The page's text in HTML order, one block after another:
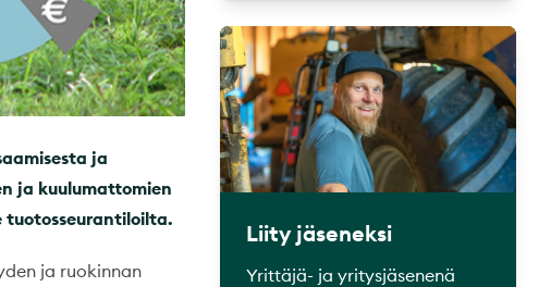
ja
ja kuulumattomien
ja ruokinnan
Liity jäseneksi
Yrittäjä- ja yritysjäsenenä